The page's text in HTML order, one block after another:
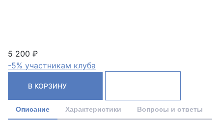
5 200 ₽
-5% участникам клуба
В КОРЗИНУ
Описание Характеристики Вопросы и ответы